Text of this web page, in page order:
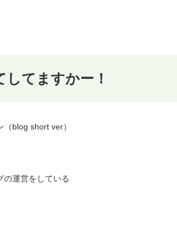
してますかー！
blog short ver）
の運営をしている